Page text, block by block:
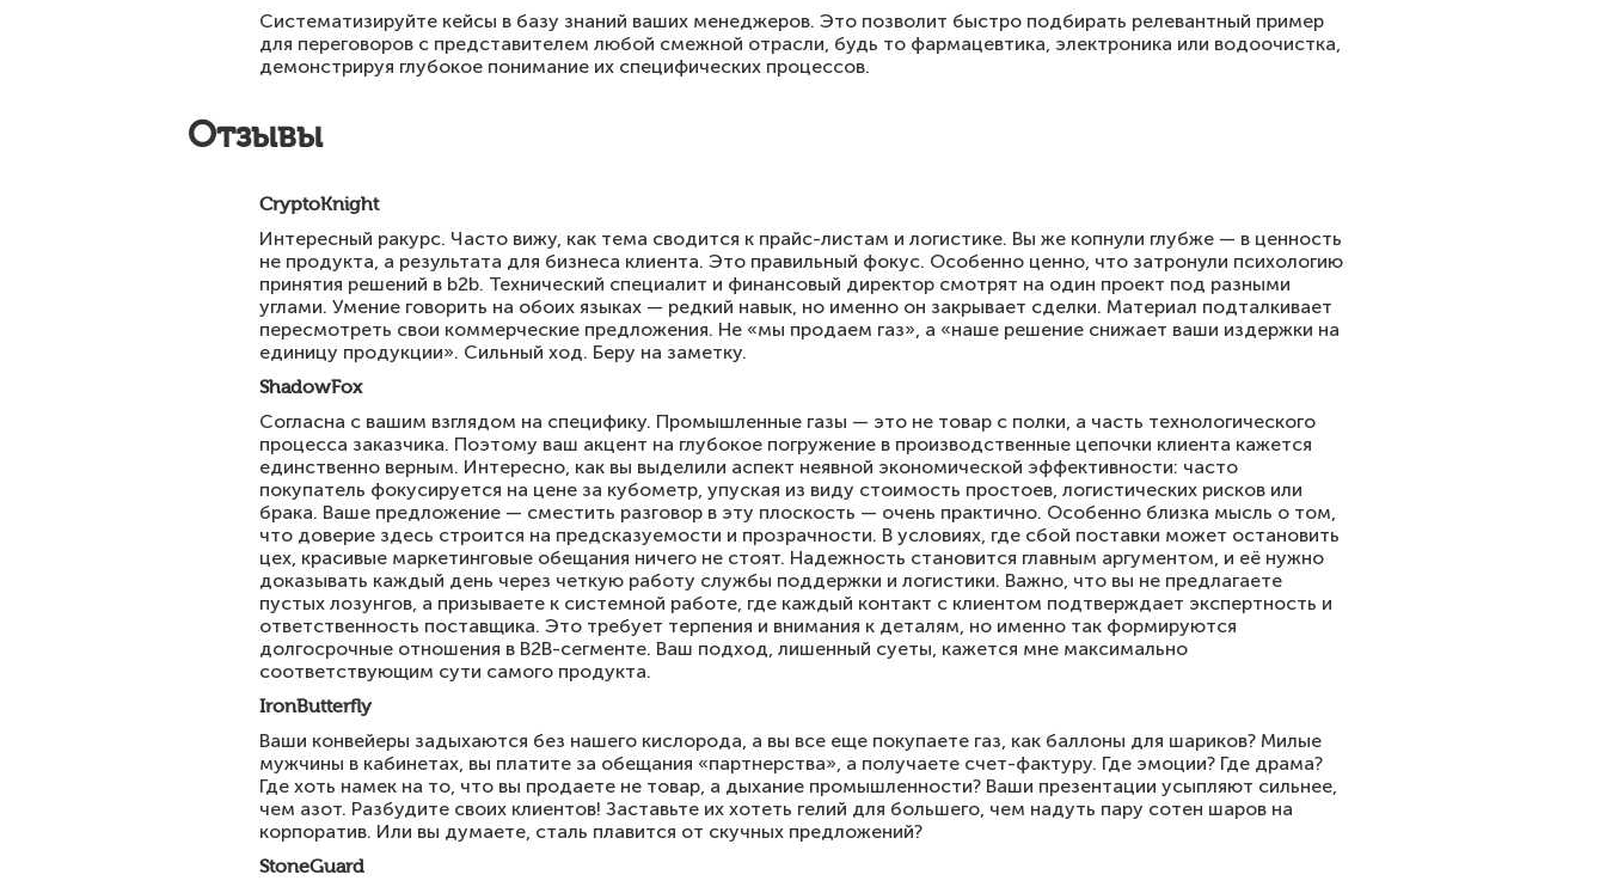
Систематизируйте кейсы в базу знаний ваших менеджеров. Это позволит быстро подбирать релевантный пример
для переговоров с представителем любой смежной отрасли, будь то фармацевтика, электроника или водоочистка,
демонстрируя глубокое понимание их специфических процессов.
Отзывы
CryptoKnight
Интересный ракурс. Часто вижу, как тема сводится к прайс-листам и логистике. Вы же копнули глубже — в ценность
не продукта, а результата для бизнеса клиента. Это правильный фокус. Особенно ценно, что затронули психологию
принятия решений в b2b. Технический специалит и финансовый директор смотрят на один проект под разными
углами. Умение говорить на обоих языках — редкий навык, но именно он закрывает сделки. Материал подталкивает
пересмотреть свои коммерческие предложения. Не «мы продаем газ», а «наше решение снижает ваши издержки на
единицу продукции». Сильный ход. Беру на заметку.
ShadowFox
Согласна с вашим взглядом на специфику. Промышленные газы — это не товар с полки, а часть технологического
процесса заказчика. Поэтому ваш акцент на глубокое погружение в производственные цепочки клиента кажется
единственно верным. Интересно, как вы выделили аспект неявной экономической эффективности: часто
покупатель фокусируется на цене за кубометр, упуская из виду стоимость простоев, логистических рисков или
брака. Ваше предложение — сместить разговор в эту плоскость — очень практично. Особенно близка мысль о том,
что доверие здесь строится на предсказуемости и прозрачности. В условиях, где сбой поставки может остановить
цех, красивые маркетинговые обещания ничего не стоят. Надежность становится главным аргументом, и её нужно
доказывать каждый день через четкую работу службы поддержки и логистики. Важно, что вы не предлагаете
пустых лозунгов, а призываете к системной работе, где каждый контакт с клиентом подтверждает экспертность и
ответственность поставщика. Это требует терпения и внимания к деталям, но именно так формируются
долгосрочные отношения в B2B-сегменте. Ваш подход, лишенный суеты, кажется мне максимально
соответствующим сути самого продукта.
IronButterfly
Ваши конвейеры задыхаются без нашего кислорода, а вы все еще покупаете газ, как баллоны для шариков? Милые
мужчины в кабинетах, вы платите за обещания «партнерства», а получаете счет-фактуру. Где эмоции? Где драма?
Где хоть намек на то, что вы продаете не товар, а дыхание промышленности? Ваши презентации усыпляют сильнее,
чем азот. Разбудите своих клиентов! Заставьте их хотеть гелий для большего, чем надуть пару сотен шаров на
корпоратив. Или вы думаете, сталь плавится от скучных предложений?
StoneGuard